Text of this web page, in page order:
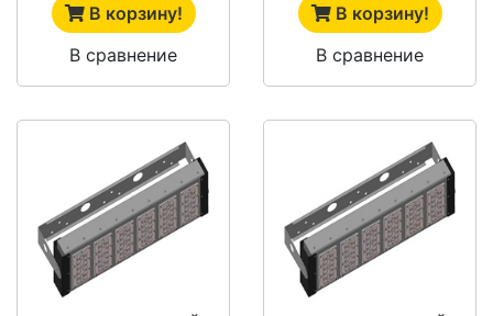
В корзину!
В сравнение
В корзину!
В сравнение